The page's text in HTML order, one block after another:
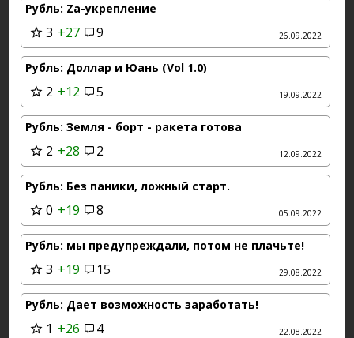
26.09.2022
Рубль: Zа-укрепление
3 +27 9
19.09.2022
Рубль: Доллар и Юань (Vol 1.0)
2 +12 5
12.09.2022
Рубль: Земля - борт - ракета готова
2 +28 2
05.09.2022
Рубль: Без паники, ложный старт.
0 +19 8
29.08.2022
Рубль: мы предупреждали, потом не плачьте!
3 +19 15
22.08.2022
Рубль: Дает возможность заработать!
1 +26 4